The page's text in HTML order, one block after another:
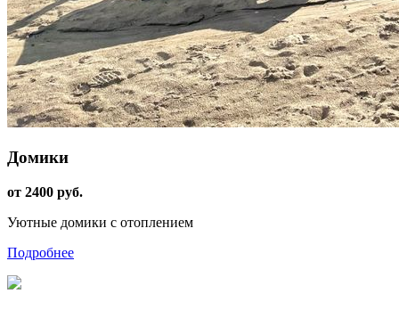
Домики
от 2400 руб.
Уютные домики с отоплением
Подробнее